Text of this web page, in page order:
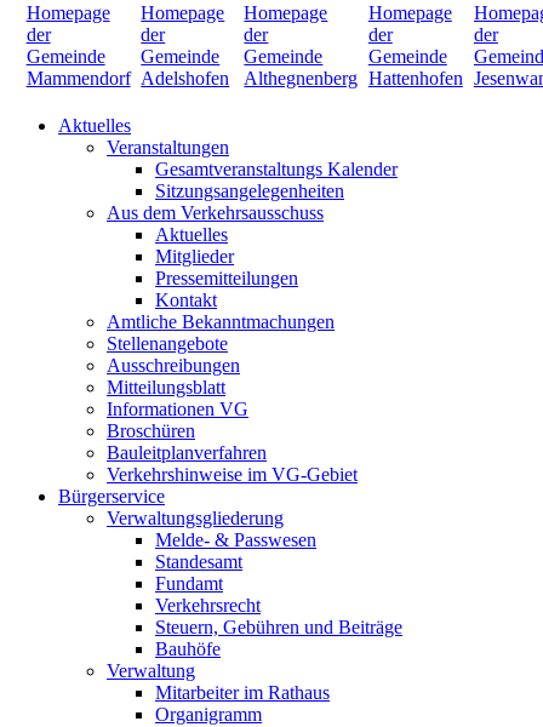
Aktuelles
Veranstaltungen
Gesamtveranstaltungs Kalender
Sitzungsangelegenheiten
Aus dem Verkehrsausschuss
Aktuelles
Mitglieder
Pressemitteilungen
Kontakt
Amtliche Bekanntmachungen
Stellenangebote
Ausschreibungen
Mitteilungsblatt
Informationen VG
Broschüren
Bauleitplanverfahren
Verkehrshinweise im VG-Gebiet
Bürgerservice
Verwaltungsgliederung
Melde- & Passwesen
Standesamt
Fundamt
Verkehrsrecht
Steuern, Gebühren und Beiträge
Bauhöfe
Verwaltung
Mitarbeiter im Rathaus
Organigramm